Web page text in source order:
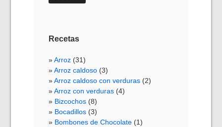
Recetas
Arroz (31)
Arroz caldoso (3)
Arroz caldoso con verduras (2)
Arroz con verduras (4)
Bizcochos (8)
Bocadillos (3)
Bombones de Chocolate (1)